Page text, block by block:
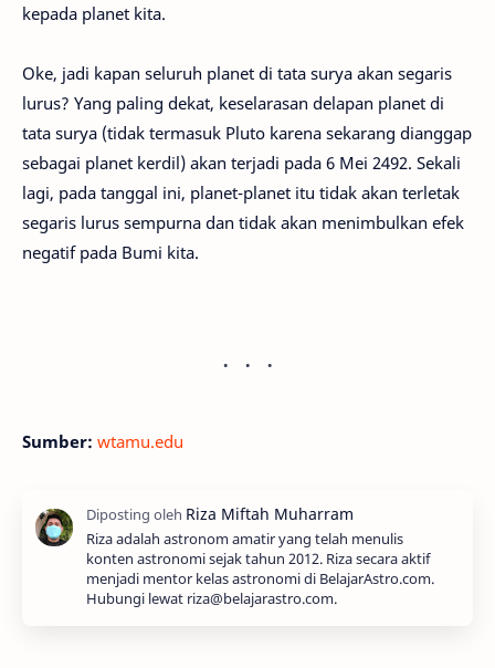
kepada planet kita.
Oke, jadi kapan seluruh planet di tata surya akan segaris
lurus? Yang paling dekat, keselarasan delapan planet di
tata surya (tidak termasuk Pluto karena sekarang dianggap
sebagai planet kerdil) akan terjadi pada 6 Mei 2492. Sekali
lagi, pada tanggal ini, planet-planet itu tidak akan terletak
segaris lurus sempurna dan tidak akan menimbulkan efek
negatif pada Bumi kita.
Sumber: wtamu.edu
Riza adalah astronom amatir yang telah menulis
konten astronomi sejak tahun 2012. Riza secara aktif
menjadi mentor kelas astronomi di BelajarAstro.com.
Hubungi lewat riza@belajarastro.com.